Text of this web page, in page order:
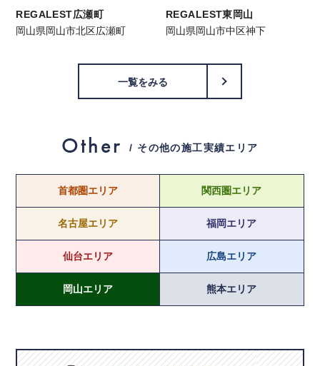
REGALEST広瀬町
岡山県岡山市北区広瀬町
REGALEST東岡山
岡山県岡山市中区神下
一覧をみる
Other / その他の施工実績エリア
首都圏エリア 関西圏エリア
名古屋エリア 福岡エリア
仙台エリア 広島エリア
岡山エリア 熊本エリア